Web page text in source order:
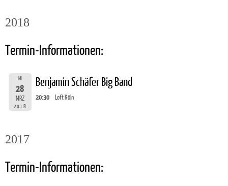
2018
Termin-Informationen:
MI
28
MRZ
2018
Benjamin Schäfer Big Band
20:30 Loft Köln
2017
Termin-Informationen: